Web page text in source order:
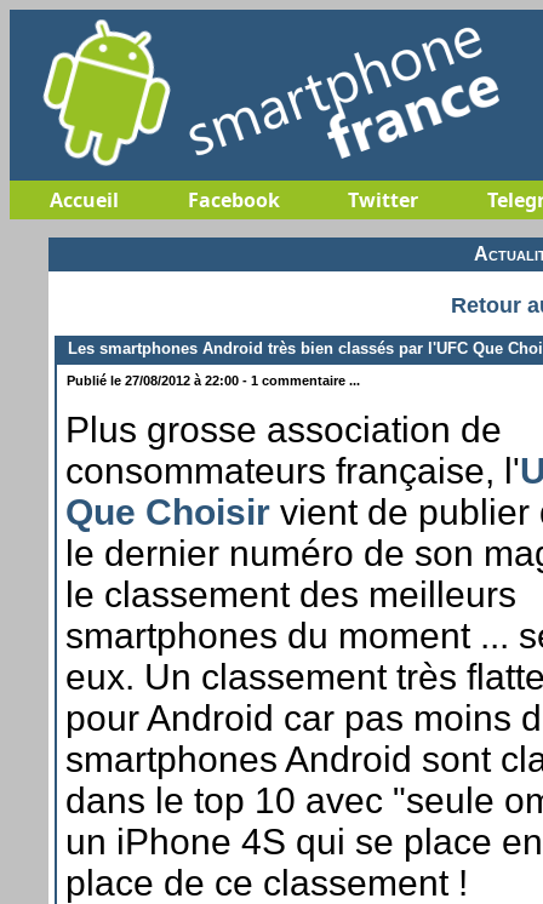
Accueil Facebook Twitter
Retour
Les smartphones Android très bien classés par l'UFC Que
Publié le 27/08/2012 à 22:00 - 1 commentaire ...
Plus grosse association de
consommateurs française, l'
Que Choisir vient de publier
le dernier numéro de son
le classement des meilleurs
smartphones du moment ...
eux. Un classement très
pour Android car pas moins
smartphones Android sont
dans le top 10 avec "seule
un iPhone 4S qui se place
place de ce classement !